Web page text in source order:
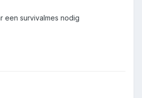
een survivalmes nodig